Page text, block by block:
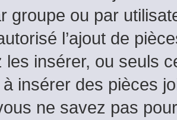
groupe ou par
l’ajout de
les insérer, ou seuls
insérer des pièces
ne savez pas